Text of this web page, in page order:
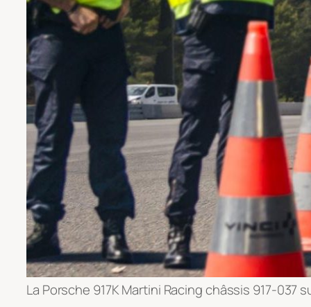
La Porsche 917K Martini Racing châssis 917-037